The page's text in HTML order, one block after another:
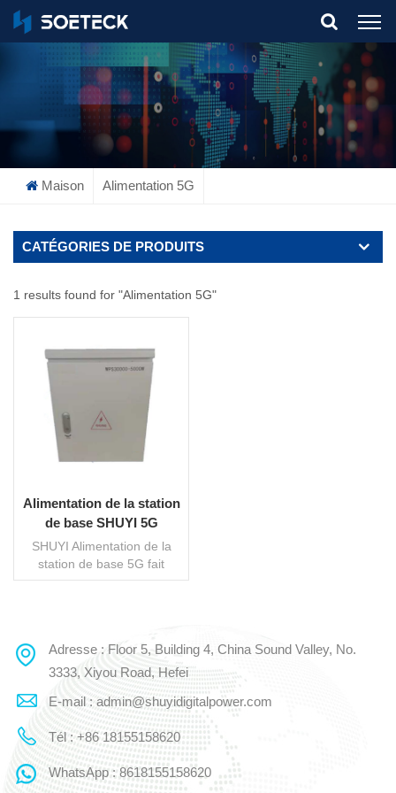
What Are You Looking For?
Maison Alimentation 5G
CATÉGORIES DE PRODUITS
1 results found for "Alimentation 5G"
Alimentation de la station
de base SHUYI 5G
SHUYI Alimentation de la
station de base 5G fait
référence à Armoire
d'alimentation d'entrée CA,
l'unité de protection contre
la foudre, le redresseur de
commutateur, le bloc-
batterie, l'unité de
distribution d'alimentation de
sortie CC, le FSU et le
châssis intégré extérieur. Le
LIRE LA SUITE
Adresse : Floor 5, Building 4, China Sound Valley, No.
3333, Xiyou Road, Hefei
E-mail : admin@shuyidigitalpower.com
Tél : +86 18155158620
WhatsApp : 8618155158620